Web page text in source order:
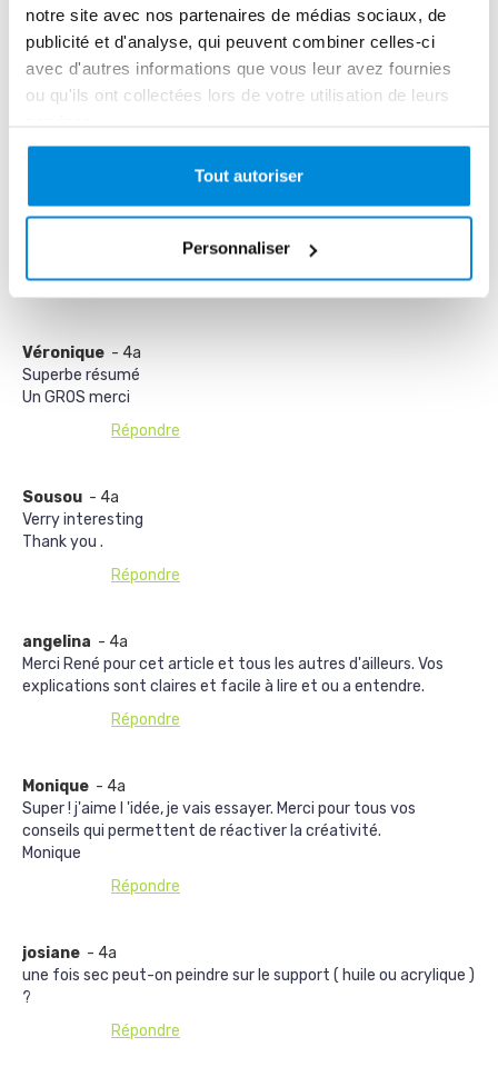
notre site avec nos partenaires de médias sociaux, de
publicité et d'analyse, qui peuvent combiner celles-ci
avec d'autres informations que vous leur avez fournies
ou qu'ils ont collectées lors de votre utilisation de leurs
Tout autoriser
Personnaliser
Me prévenir des réponses à ce commentaire
Cathy- 3a
pouring. Nous lui avons offert le matériel
Répondre
Véronique - 4a
Superbe résumé
Un GROS merci
Répondre
Sousou - 4a
Verry interesting
Thank you .
Répondre
angelina - 4a
Merci René pour cet article et tous les autres d'ailleurs. Vos
explications sont claires et facile à lire et ou a entendre.
Répondre
Monique - 4a
Super ! j'aime l 'idée, je vais essayer. Merci pour tous vos
conseils qui permettent de réactiver la créativité.
Monique
Répondre
josiane - 4a
une fois sec peut-on peindre sur le support ( huile ou acrylique )
?
Répondre